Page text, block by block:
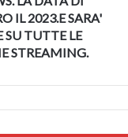
IL 2023.E SARA'
SU TUTTE LE
STREAMING.